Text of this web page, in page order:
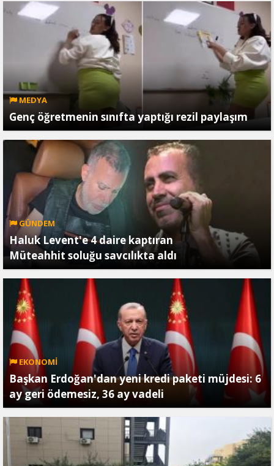
MEDYA
Genç öğretmenin sınıfta yaptığı rezil paylaşım
GÜNDEM
Haluk Levent'e 4 daire kaptıran
Müteahhit soluğu savcılıkta aldı
EKONOMİ
Başkan Erdoğan'dan yeni kredi paketi müjdesi: 6
ay geri ödemesiz, 36 ay vadeli